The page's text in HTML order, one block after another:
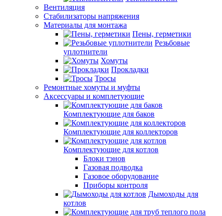
Вентиляция
Стабилизаторы напряжения
Материалы для монтажа
Пены, герметики
Резьбовые
уплотнители
Хомуты
Прокладки
Тросы
Ремонтные хомуты и муфты
Аксессуары и комплетующие
Комплектующие для баков
Комплектующие для коллекторов
Комплектующие для котлов
Блоки тэнов
Газовая подводка
Газовое оборудование
Приборы контроля
Дымоходы для
котлов